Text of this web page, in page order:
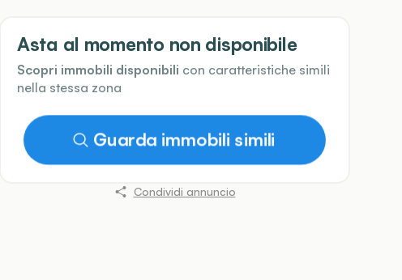
Asta al momento non disponibile
Scopri immobili disponibili con caratteristiche simili
nella stessa zona
Guarda immobili simili
Condividi annuncio